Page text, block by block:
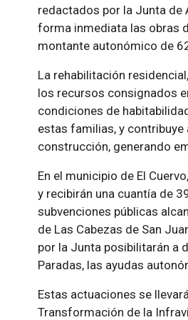
redactados por la Junta de
forma inmediata las obras
montante autonómico de
La rehabilitación
los recursos consignados
condiciones de
estas familias, y
construcción, generando
En el municipio de El
y recibirán una cuantía de
subvenciones públicas
de Las Cabezas de San
por la Junta posibilitarán a
Paradas, las ayudas
Estas actuaciones se
Transformación de la